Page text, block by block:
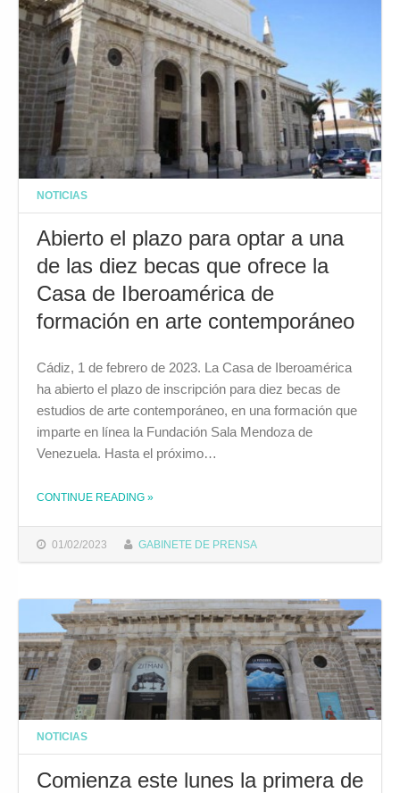
NOTICIAS
Abierto el plazo para optar a una
de las diez becas que ofrece la
Casa de Iberoamérica de
formación en arte contemporáneo
01/02/2023 GABINETE DE PRENSA
Cádiz, 1 de febrero de 2023. La Casa de Iberoamérica
ha abierto el plazo de inscripción para diez becas de
estudios de arte contemporáneo, en una formación que
imparte en línea la Fundación Sala Mendoza de
Venezuela. Hasta el próximo…
CONTINUE READING »
NOTICIAS
Comienza este lunes la primera de